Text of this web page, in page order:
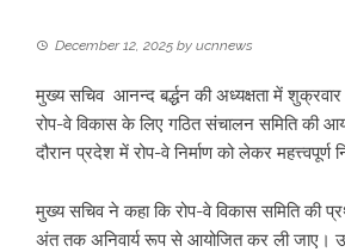
December 12, 2025 by ucnnews
मुख्य सचिव आनन्द बर्द्धन की अध्यक्षता में
रोप-वे विकास के लिए गठित संचालन समिति की
दौरान प्रदेश में रोप-वे निर्माण को लेकर महत्त्वपूर्ण
मुख्य सचिव ने कहा कि रोप-वे विकास समिति की
अंत तक अनिवार्य रूप से आयोजित कर ली जाए।